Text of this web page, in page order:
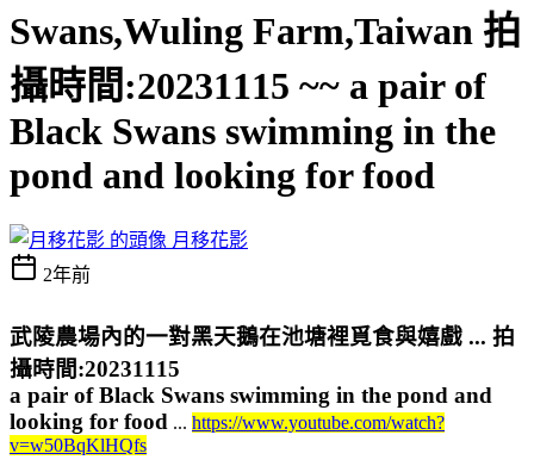
Swans,Wuling Farm,Taiwan 拍
攝時間:20231115 ~~ a pair of
Black Swans swimming in the
pond and looking for food
月移花影
2年前
武陵農場內的一對黑天鵝在池塘裡覓食與嬉戲 ... 拍
攝時間:20231115
a pair of Black Swans swimming in the pond and
looking for food ... https://www.youtube.com/watch?
v=w50BqKlHQfs